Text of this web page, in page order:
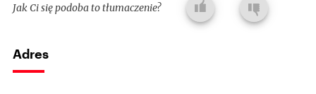
Jak Ci się podoba to tłumaczenie?
Adres